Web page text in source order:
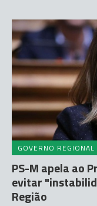
GOVERNO REGIONAL
PS-M apela ao
evitar
Região